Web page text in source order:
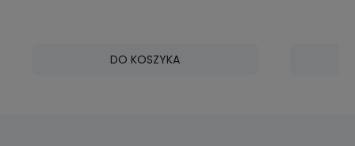
DO KOSZYKA